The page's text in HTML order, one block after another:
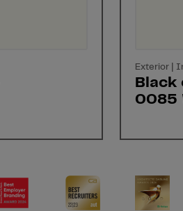
Exterior |
Black
0085